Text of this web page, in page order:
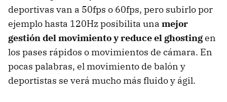
deportivas van a 50fps o 60fps, pero subirlo por
ejemplo hasta 120Hz posibilita una mejor
gestión del movimiento y reduce el ghostingen
los pases rápidos o movimientos de cámara. En
pocas palabras, el movimiento de balón y
deportistas se verá mucho más fluido y ágil.